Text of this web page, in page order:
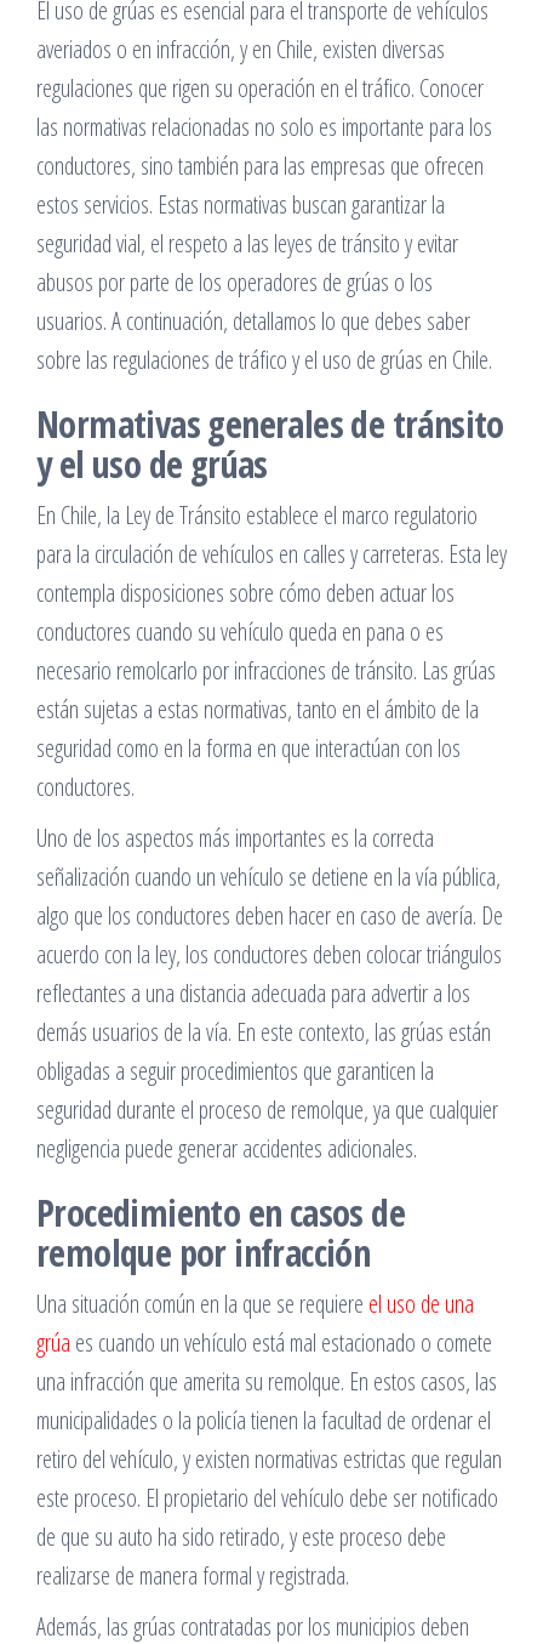
El uso de grúas es esencial para el transporte de vehículos
averiados o en infracción, y en Chile, existen diversas
regulaciones que rigen su operación en el tráfico. Conocer
las normativas relacionadas no solo es importante para los
conductores, sino también para las empresas que ofrecen
estos servicios. Estas normativas buscan garantizar la
seguridad vial, el respeto a las leyes de tránsito y evitar
abusos por parte de los operadores de grúas o los
usuarios. A continuación, detallamos lo que debes saber
sobre las regulaciones de tráfico y el uso de grúas en Chile.
Normativas generales de tránsito
y el uso de grúas
En Chile, la Ley de Tránsito establece el marco regulatorio
para la circulación de vehículos en calles y carreteras. Esta ley
contempla disposiciones sobre cómo deben actuar los
conductores cuando su vehículo queda en pana o es
necesario remolcarlo por infracciones de tránsito. Las grúas
están sujetas a estas normativas, tanto en el ámbito de la
seguridad como en la forma en que interactúan con los
conductores.
Uno de los aspectos más importantes es la correcta
señalización cuando un vehículo se detiene en la vía pública,
algo que los conductores deben hacer en caso de avería. De
acuerdo con la ley, los conductores deben colocar triángulos
reflectantes a una distancia adecuada para advertir a los
demás usuarios de la vía. En este contexto, las grúas están
obligadas a seguir procedimientos que garanticen la
seguridad durante el proceso de remolque, ya que cualquier
negligencia puede generar accidentes adicionales.
Procedimiento en casos de
remolque por infracción
Una situación común en la que se requiere el uso de una
grúa es cuando un vehículo está mal estacionado o comete
una infracción que amerita su remolque. En estos casos, las
municipalidades o la policía tienen la facultad de ordenar el
retiro del vehículo, y existen normativas estrictas que regulan
este proceso. El propietario del vehículo debe ser notificado
de que su auto ha sido retirado, y este proceso debe
realizarse de manera formal y registrada.
Además, las grúas contratadas por los municipios deben